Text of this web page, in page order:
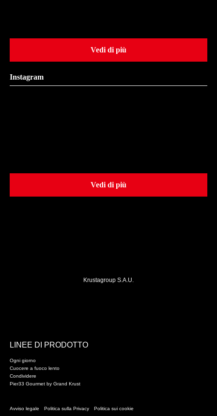
Vedi di più
Instagram
Vedi di più
Krustagroup S.A.U.
LINEE DI PRODOTTO
Ogni giorno
Cuocere a fuoco lento
Condividere
Pier33 Gourmet by Grand Krust
Avviso legale Politica sulla Privacy Politica sui cookie